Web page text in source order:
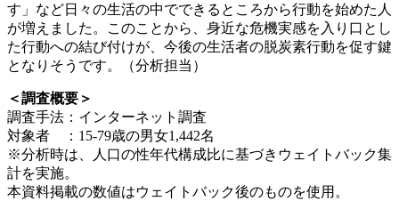
す」など日々の生活の中でできるところから行動を始めた人
が増えました。このことから、身近な危機実感を入り口とし
た行動への結び付けが、今後の生活者の脱炭素行動を促す鍵
となりそうです。（分析担当）
＜調査概要＞
調査手法：インターネット調査
対象者 ：15-79歳の男女1,442名
※分析時は、人口の性年代構成比に基づきウェイトバック集
計を実施。
本資料掲載の数値はウェイトバック後のものを使用。